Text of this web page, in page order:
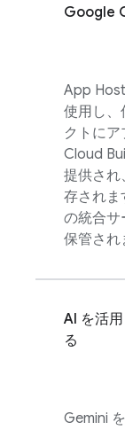
Google
App
使用し、
クトに
Cloud
提供され
存され
の統合サ
保管され
AI を活
る
Gemini